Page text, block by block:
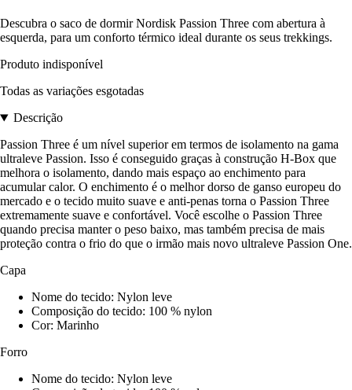
Descubra o saco de dormir Nordisk Passion Three com abertura à
esquerda, para um conforto térmico ideal durante os seus trekkings.
Produto indisponível
Todas as variações esgotadas
Descrição
Passion Three é um nível superior em termos de isolamento na gama
ultraleve Passion. Isso é conseguido graças à construção H-Box que
melhora o isolamento, dando mais espaço ao enchimento para
acumular calor. O enchimento é o melhor dorso de ganso europeu do
mercado e o tecido muito suave e anti-penas torna o Passion Three
extremamente suave e confortável. Você escolhe o Passion Three
quando precisa manter o peso baixo, mas também precisa de mais
proteção contra o frio do que o irmão mais novo ultraleve Passion One.
Capa
Nome do tecido: Nylon leve
Composição do tecido: 100 % nylon
Cor: Marinho
Forro
Nome do tecido: Nylon leve